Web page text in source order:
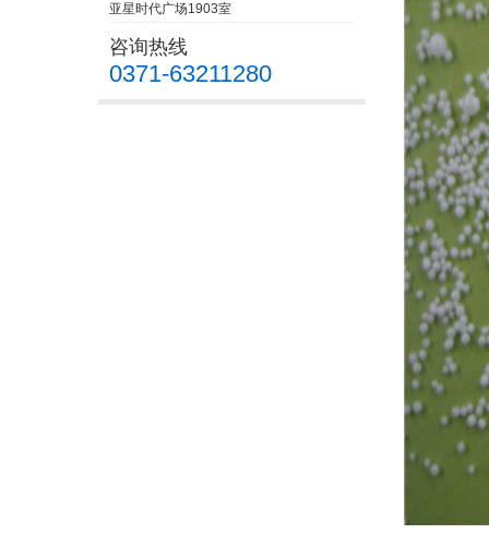
亚星时代广场1903室
咨询热线
0371-63211280